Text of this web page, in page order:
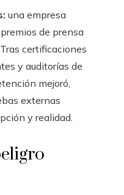
una empresa
de prensa
certificaciones
y auditorías de
mejoró,
externas
y realidad.